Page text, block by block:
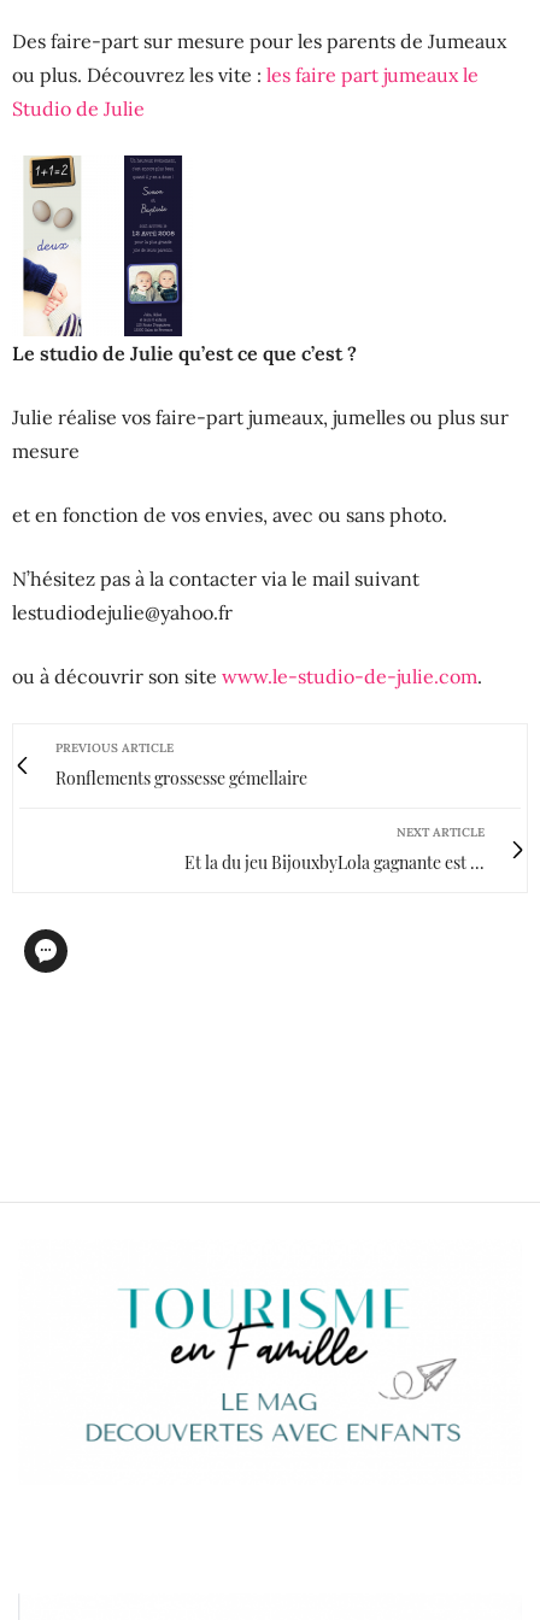
Des faire-part sur mesure pour les parents de Jumeaux
ou plus. Découvrez les vite : les faire part jumeaux le
Studio de Julie
Le studio de Julie qu’est ce que c’est ?
Julie réalise vos faire-part jumeaux, jumelles ou plus sur
mesure
et en fonction de vos envies, avec ou sans photo.
N’hésitez pas à la contacter via le mail suivant
lestudiodejulie@yahoo.fr
ou à découvrir son site www.le-studio-de-julie.com.
PREVIOUS ARTICLE
Ronflements grossesse gémellaire
NEXT ARTICLE
Et la du jeu BijouxbyLola gagnante est ...